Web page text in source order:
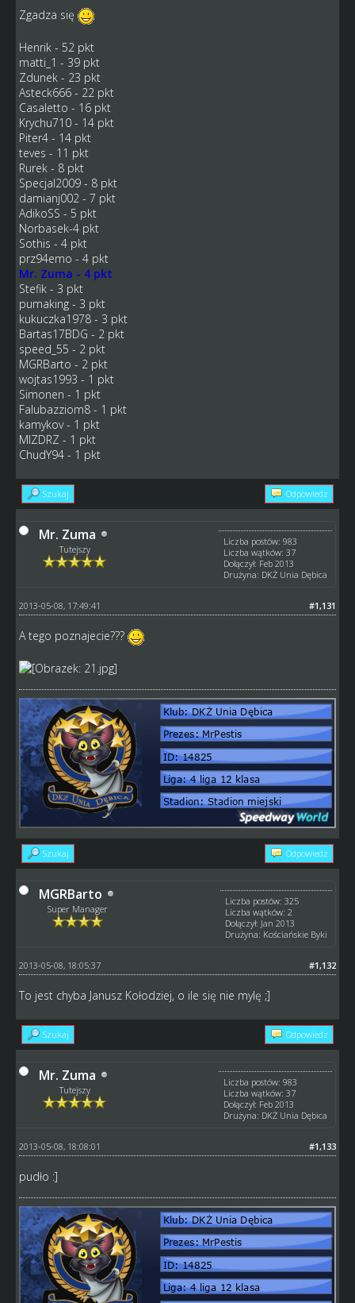
Zgadza się
Henrik - 52 pkt
matti_1 - 39 pkt
Zdunek - 23 pkt
Asteck666 - 22 pkt
Casaletto - 16 pkt
Krychu710 - 14 pkt
Piter4 - 14 pkt
teves - 11 pkt
Rurek - 8 pkt
Specjal2009 - 8 pkt
damianj002 - 7 pkt
AdikoSS - 5 pkt
Norbasek-4 pkt
Sothis - 4 pkt
prz94emo - 4 pkt
Mr. Zuma - 4 pkt
Stefik - 3 pkt
pumaking - 3 pkt
kukuczka1978 - 3 pkt
Bartas17BDG - 2 pkt
speed_55 - 2 pkt
MGRBarto - 2 pkt
wojtas1993 - 1 pkt
Simonen - 1 pkt
Falubazziom8 - 1 pkt
kamykov - 1 pkt
MIZDRZ - 1 pkt
ChudY94 - 1 pkt
Szukaj Odpowiedz
Mr. Zuma
Tutejszy
Liczba postów: 983
Liczba wątków: 37
Dołączył: Feb 2013
Drużyna: DKŻ Unia Dębica
#1,131
2013-05-08, 17:49:41
A tego poznajecie???
Szukaj Odpowiedz
MGRBarto
Super Manager
Liczba postów: 325
Liczba wątków: 2
Dołączył: Jan 2013
Drużyna: Kościańskie Byki
#1,132
2013-05-08, 18:05:37
To jest chyba Janusz Kołodziej, o ile się nie mylę ;]
Szukaj Odpowiedz
Mr. Zuma
Tutejszy
Liczba postów: 983
Liczba wątków: 37
Dołączył: Feb 2013
Drużyna: DKŻ Unia Dębica
#1,133
2013-05-08, 18:08:01
pudło :]